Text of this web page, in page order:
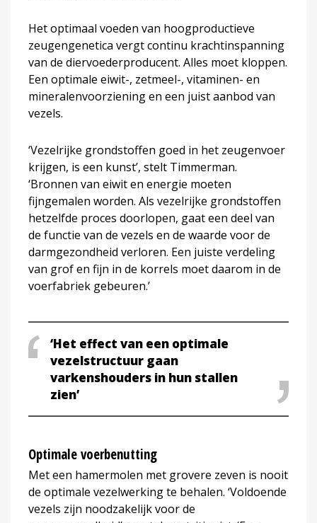
Het optimaal voeden van hoogproductieve
zeugengenetica vergt continu krachtinspanning
van de diervoederproducent. Alles moet kloppen.
Een optimale eiwit-, zetmeel-, vitaminen- en
mineralenvoorziening en een juist aanbod van
vezels.
‘Vezelrijke grondstoffen goed in het zeugenvoer
krijgen, is een kunst’, stelt Timmerman.
‘Bronnen van eiwit en energie moeten
fijngemalen worden. Als vezelrijke grondstoffen
hetzelfde proces doorlopen, gaat een deel van
de functie van de vezels en de waarde voor de
darmgezondheid verloren. Een juiste verdeling
van grof en fijn in de korrels moet daarom in de
voerfabriek gebeuren.’
‘Het effect van een optimale
vezelstructuur gaan
varkenshouders in hun stallen
zien’
Optimale voerbenutting
Met een hamermolen met grovere zeven is nooit
de optimale vezelwerking te behalen. ‘Voldoende
vezels zijn noodzakelijk voor de